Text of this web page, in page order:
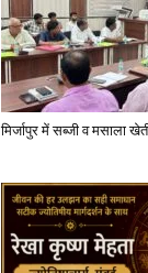
मिर्जापुर में सब्जी व मसाला